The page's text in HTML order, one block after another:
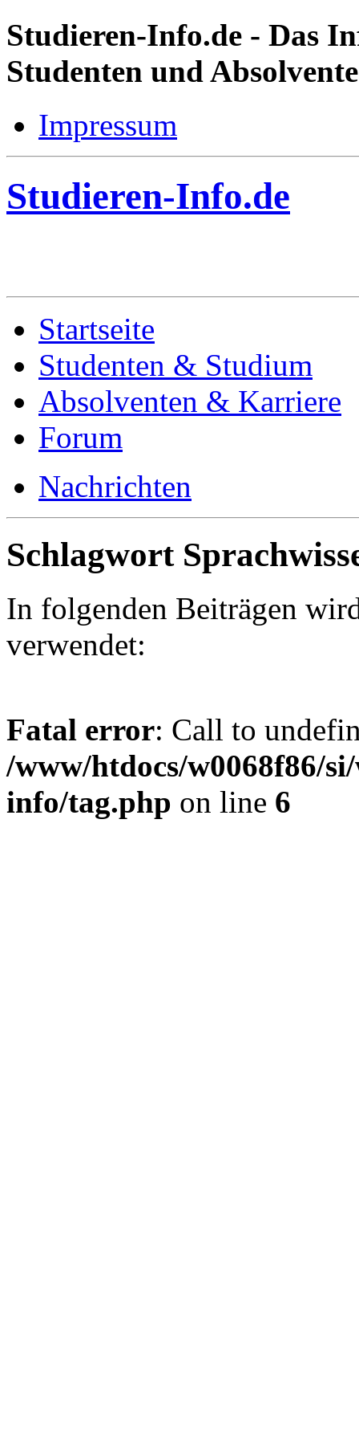
Studieren-Info.de - Das
Studenten und
Impressum
Studieren-Info.de
Startseite
Studenten & Studium
Absolventen & Karriere
Forum
Nachrichten
Schlagwort
In folgenden Beiträgen
verwendet:
Fatal error: Call to
/www/htdocs/w0068f86/
info/tag.php on line 6